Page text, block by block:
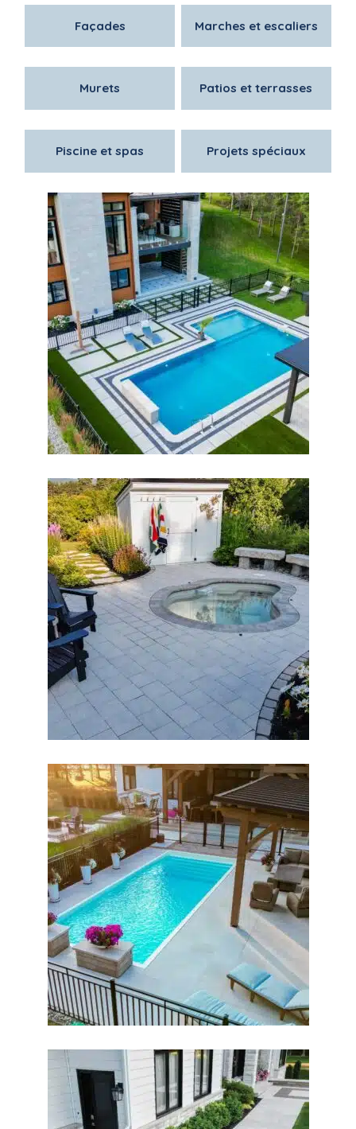
Façades Marches et escaliers
Murets Patios et terrasses
Piscine et spas Projets spéciaux